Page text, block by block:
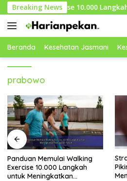
Langsung
ke
konten
Breaking News
Exercise 10.000 Langkah
Beranda Kesehatan Jasmani
prabowo
Strategi Menumbuhkan
Pikiran Positif dalam
Menghadapi Tantangan